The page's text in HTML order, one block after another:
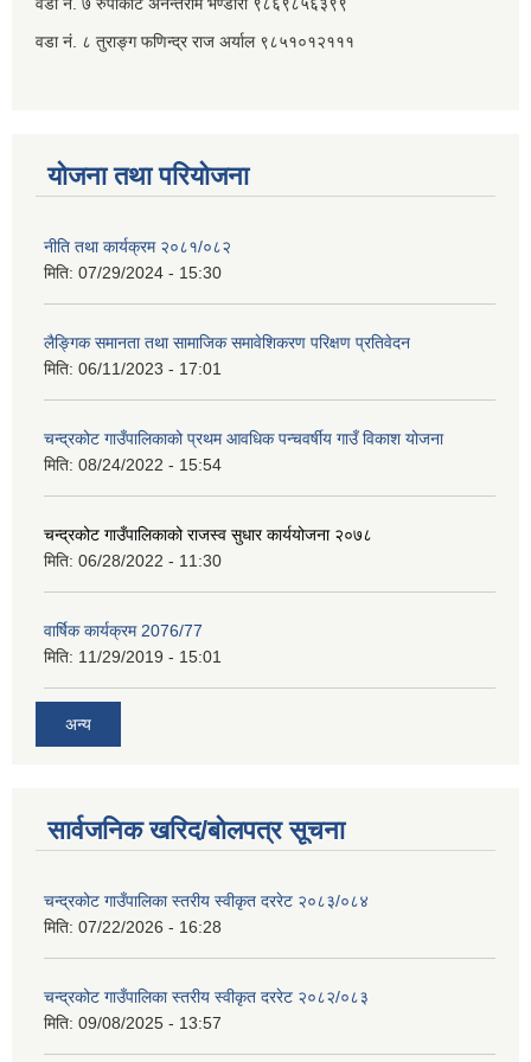
वडा नं. ७ ‌‍रुपाकोट अनन्तराम भण्डारी ९८६९८५६३९९
वडा नं. ८ तुराङ्ग फणिन्द्र राज अर्याल ९८५१०१२१११
योजना तथा परियोजना
नीति तथा कार्यक्रम २०८१/०८२
मिति: 07/29/2024 - 15:30
लैङ्गिक समानता तथा सामाजिक समावेशिकरण परिक्षण प्रतिवेदन
मिति: 06/11/2023 - 17:01
चन्द्रकोट गाउँपालिकाको प्रथम आवधिक पन्चवर्षीय गाउँ विकाश योजना
मिति: 08/24/2022 - 15:54
चन्द्रकोट गाउँपालिकाको राजस्व सुधार कार्ययोजना २०७८
मिति: 06/28/2022 - 11:30
वार्षिक कार्यक्रम 2076/77
मिति: 11/29/2019 - 15:01
अन्य
सार्वजनिक खरिद/बोलपत्र सूचना
चन्द्रकोट गाउँपालिका स्तरीय स्वीकृत दररेट २०८३/०८४
मिति: 07/22/2026 - 16:28
चन्द्रकोट गाउँपालिका स्तरीय स्वीकृत दररेट २०८२/०८३
मिति: 09/08/2025 - 13:57